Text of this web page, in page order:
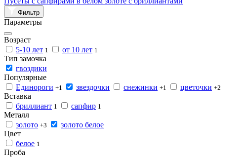
Фильтр
Параметры
Возраст
5-10 лет 1 от 10 лет 1
Тип замочка
гвоздики
Популярные
Единороги +1 звездочки снежинки +1 цветочки +2
Вставка
бриллиант 1 сапфир 1
Металл
золото +3
золото белое
Цвет
белое 1
Проба